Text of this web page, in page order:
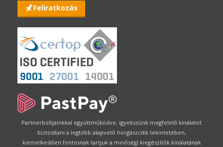
Feliratkozás
Partnerboltjainkkal együttműködve, igyekszünk megfelelő kínálatot
biztosítani a legtöbb alapvető horgászcikk tekintetében,
kiemelkedően fontosnak tartjuk a minőségi kiegészítők kínálatának